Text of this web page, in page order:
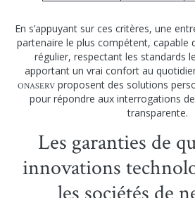
En s’appuyant sur ces critères, une
partenaire le plus compétent, capable
régulier, respectant les standards
apportant un vrai confort au
ONASERVproposent des solutions
pour répondre aux interrogations
transparente.
Les garanties de
innovations